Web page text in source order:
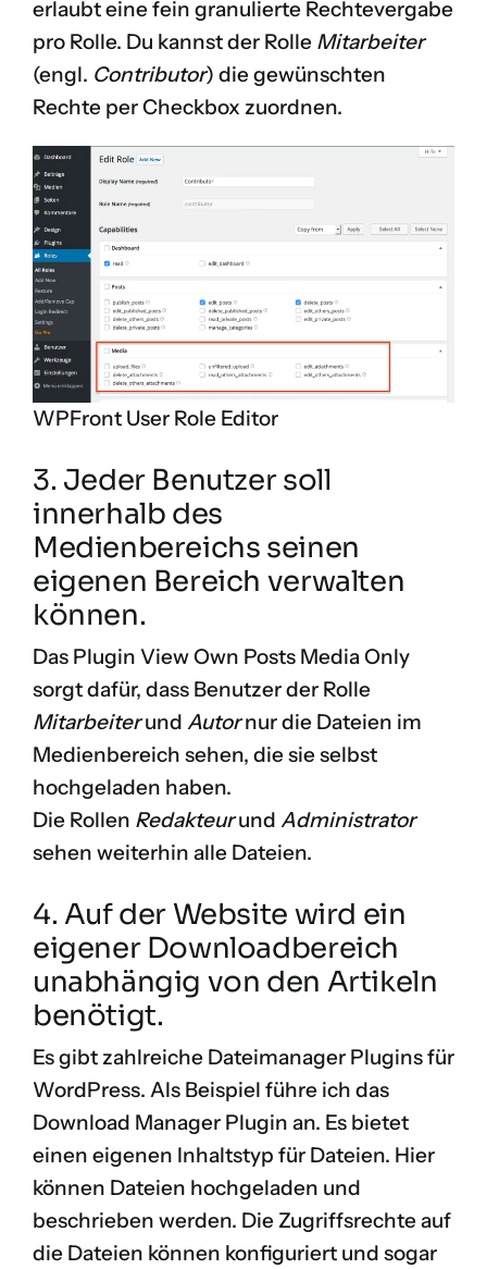
erlaubt eine fein granulierte Rechtevergabe
pro Rolle. Du kannst der Rolle Mitarbeiter
(engl. Contributor) die gewünschten
Rechte per Checkbox zuordnen.
WPFront User Role Editor
3. Jeder Benutzer soll
innerhalb des
Medienbereichs seinen
eigenen Bereich verwalten
können.
Das Plugin View Own Posts Media Only
sorgt dafür, dass Benutzer der Rolle
Mitarbeiterund Autornur die Dateien im
Medienbereich sehen, die sie selbst
hochgeladen haben.
Die Rollen Redakteurund Administrator
sehen weiterhin alle Dateien.
4. Auf der Website wird ein
eigener Downloadbereich
unabhängig von den Artikeln
benötigt.
Es gibt zahlreiche Dateimanager Plugins für
WordPress. Als Beispiel führe ich das
Download Manager Plugin an. Es bietet
einen eigenen Inhaltstyp für Dateien. Hier
können Dateien hochgeladen und
beschrieben werden. Die Zugriffsrechte auf
die Dateien können konfiguriert und sogar